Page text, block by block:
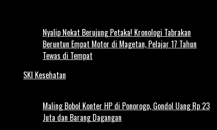
Nyalip Nekat Berujung Petaka! Kronologi Tabrakan
Beruntun Empat Motor di Magetan, Pelajar 17 Tahun
Tewas di Tempat
SKI Kesehatan
Maling Bobol Konter HP di Ponorogo, Gondol Uang Rp 23
Juta dan Barang Dagangan